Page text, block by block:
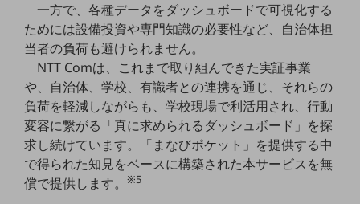
電話・映像コミュニケーション
セキュリティ
データ利活用
運用管理
一方で、各種データをダッシュボードで可視化する
ためには設備投資や専門知識の必要性など、自治体担
当者の負荷も避けられません。
NTT Comは、これまで取り組んできた実証事業
や、自治体、学校、有識者との連携を通じ、それらの
負荷を軽減しながらも、学校現場で利活用され、行動
変容に繋がる「真に求められるダッシュボード」を探
求し続けています。「まなびポケット」を提供する中
で得られた知見をベースに構築された本サービスを無
償で提供します。※5